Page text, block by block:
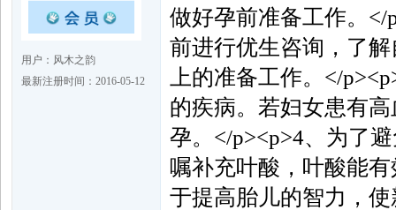
用户：风木之韵
最新注册时间：2016-05-12
做好孕前准备工作。</
前进行优生咨询，了
上的准备工作。</
的疾病。若妇女患有
孕。</p><p>4、为了
嘱补充叶酸，叶酸能
于提高胎儿的智力，